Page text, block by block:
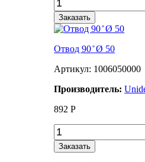
Заказать
Отвод 90 ̊ Ø 50
Артикул: 1006050000
Производитель:
892 Р
Заказать